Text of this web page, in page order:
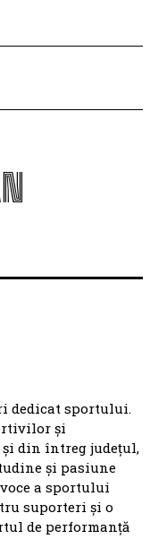
dedicat sportului.
și
din întreg județul,
și pasiune
a sportului
suporteri și o
de performanță